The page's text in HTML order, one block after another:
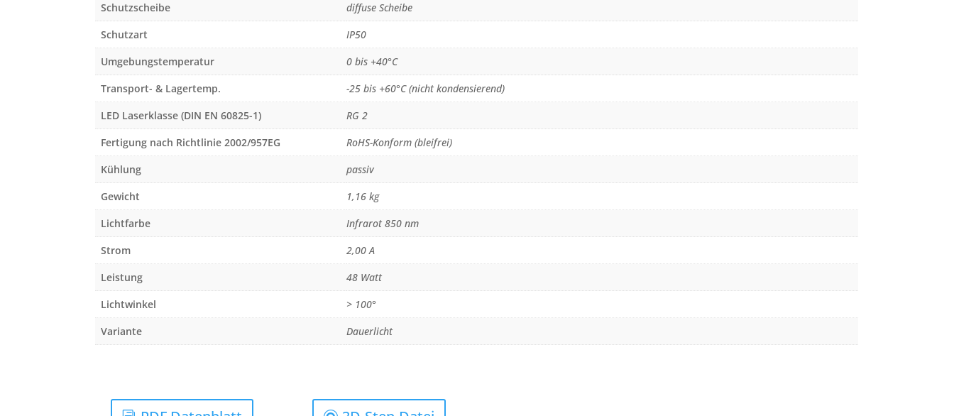
Schutzscheibe
diffuse Scheibe
Schutzart
IP50
Umgebungstemperatur
0 bis +40°C
Transport- & Lagertemp.
-25 bis +60°C (nicht kondensierend)
LED Laserklasse (DIN EN 60825-1)
RG 2
Fertigung nach Richtlinie 2002/957EG
RoHS-Konform (bleifrei)
Kühlung
passiv
Gewicht
1,16 kg
Lichtfarbe
Infrarot 850 nm
Strom
2,00 A
Leistung
48 Watt
Lichtwinkel
> 100°
Variante
Dauerlicht